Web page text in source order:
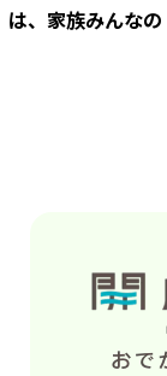
、家族みんなの